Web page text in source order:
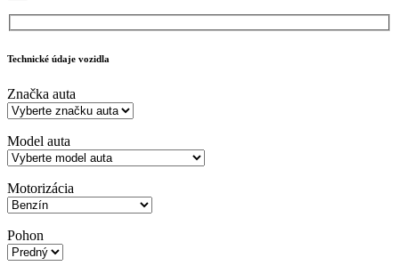
Technické údaje vozidla
Značka auta
Model auta
Motorizácia
Pohon